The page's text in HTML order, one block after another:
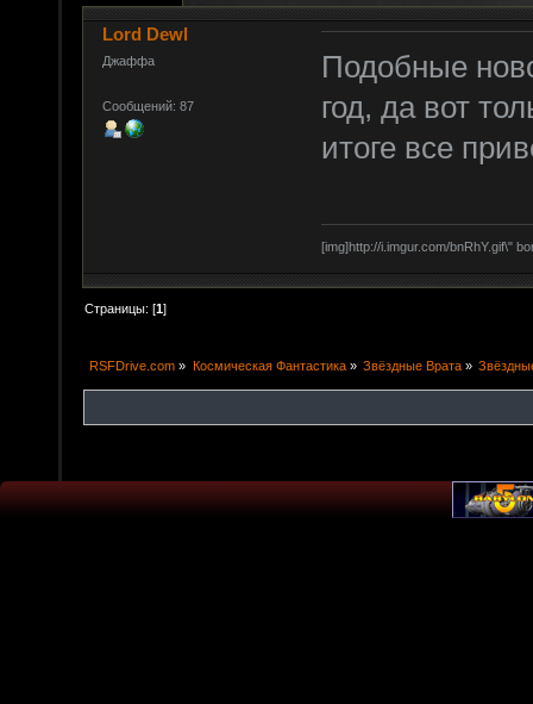
Lord Dewl
Джаффа
Сообщений: 87
Подобные
год, да вот
итоге все
[img]http://i.imgur.com/bnRhY.gif\"
Страницы: [1]
RSFDrive.com » Космическая Фантастика» Звёздные Врата»